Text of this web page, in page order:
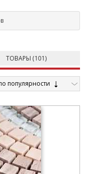
ТОВАРЫ (101)
популярности